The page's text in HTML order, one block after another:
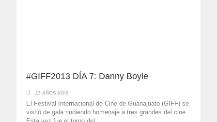
#GIFF2013 DÍA 7: Danny Boyle
13 AÑOS AGO
El Festival Internacional de Cine de Guanajuato (GIFF) se
vistió de gala rindiendo homenaje a tres grandes del cine.